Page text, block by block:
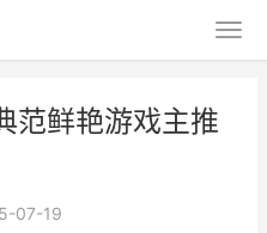
范鲜艳游戏主推
07-19